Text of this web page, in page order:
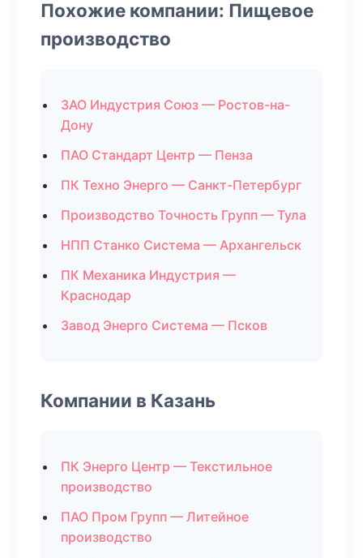
Похожие компании: Пищевое
производство
ЗАО Индустрия Союз — Ростов-на-
Дону
ПАО Стандарт Центр — Пенза
ПК Техно Энерго — Санкт-Петербург
Производство Точность Групп — Тула
НПП Станко Система — Архангельск
ПК Механика Индустрия —
Краснодар
Завод Энерго Система — Псков
Компании в Казань
ПК Энерго Центр — Текстильное
производство
ПАО Пром Групп — Литейное
производство